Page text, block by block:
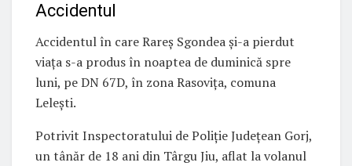
Accidentul
Accidentul în care Rareș Sgondea și-a pierdut
viața s-a produs în noaptea de duminică spre
luni, pe DN 67D, în zona Rasovița, comuna
Lelești.
Potrivit Inspectoratului de Poliție Județean Gorj,
un tânăr de 18 ani din Târgu Jiu, aflat la volanul